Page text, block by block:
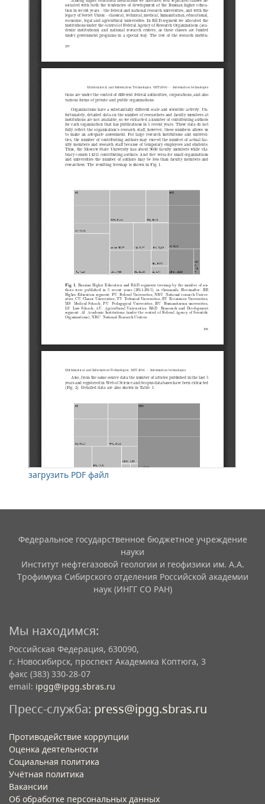
загрузить PDF файл
Федеральное государственное бюджетное учреждение
науки
Институт нефтегазовой геологии и геофизики им. А.А.
Трофимука Сибирского отделения Российской академии
наук (ИНГГ СО РАН)
Мы находимся:
Российская Федерация, 630090,
г. Новосибирск, проспект Академика Коптюга, 3
факс (383) 330-28-07
email: ipgg@ipgg.sbras.ru
Пресс-служба: press@ipgg.sbras.ru
Противодействие коррупции
Оценка деятельности
Социальная политика
Учётная политика​
Вакансии​
Об обработке персональных данных​